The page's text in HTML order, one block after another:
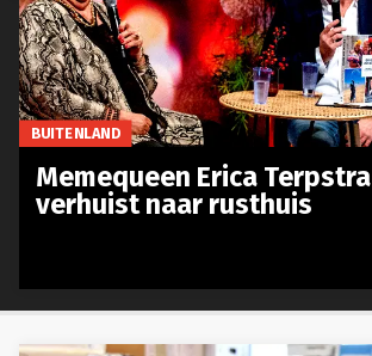
BUITENLAND
Memequeen Erica Terpstra
verhuist naar rusthuis